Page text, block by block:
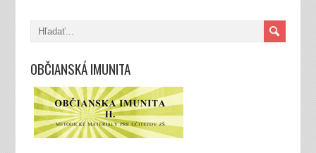
OBČIANSKÁ IMUNITA